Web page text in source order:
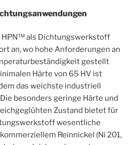
HPN™ als Dichtungswerkstoff
an, wo hohe Anforderungen an
gestellt
Härte von 65 HV ist
das weichste industriell
besonders geringe Härte und
Zustand bietet für
wesentliche
Reinnickel (Ni 201,